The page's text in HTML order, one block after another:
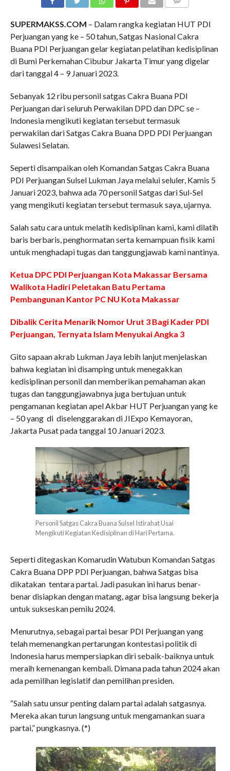
SUPERMAKSS.COM – Dalam rangka kegiatan HUT PDI
Perjuangan yang ke – 50 tahun, Satgas Nasional Cakra
Buana PDI Perjuangan gelar kegiatan pelatihan kedisiplinan
di Bumi Perkemahan Cibubur Jakarta Timur yang digelar
dari tanggal 4 – 9 Januari 2023.
Sebanyak 12 ribu personil satgas Cakra Buana PDI
Perjuangan dari seluruh Perwakilan DPD dan DPC se –
Indonesia mengikuti kegiatan tersebut termasuk
perwakilan dari Satgas Cakra Buana DPD PDI Perjuangan
Sulawesi Selatan.
Seperti disampaikan oleh Komandan Satgas Cakra Buana
PDI Perjuangan Sulsel Lukman Jaya melalui seluler, Kamis 5
Januari 2023, bahwa ada 70 personil Satgas dari Sul-Sel
yang mengikuti kegiatan tersebut termasuk saya, ujarnya.
Salah satu cara untuk melatih kedisiplinan kami, kami dilatih
baris berbaris, penghormatan serta kemampuan fisik kami
untuk menghadapi tugas dan tanggungjawab kami nantinya.
Ketua DPC PDI Perjuangan Kota Makassar Bersama
Walikota Hadiri Peletakan Batu Pertama
Pembangunan Kantor PC NU Kota Makassar
Dibalik Cerita Menarik Nomor Urut 3 Bagi Kader PDI
Perjuangan, Ternyata Islam Menyukai Angka 3
Gito sapaan akrab Lukman Jaya lebih lanjut menjelaskan
bahwa kegiatan ini disamping untuk menegakkan
kedisiplinan personil dan memberikan pemahaman akan
tugas dan tanggungjawabnya juga bertujuan untuk
pengamanan kegiatan apel Akbar HUT Perjuangan yang ke
– 50 yang di diselenggarakan di JIExpo Kemayoran,
Jakarta Pusat pada tanggal 10 Januari 2023.
Personil Satgas Cakra Buana Sulsel Istirahat Usai
Mengikuti Kegiatan Kedisiplinan di Hari Pertama.
Seperti ditegaskan Komarudin Watubun Komandan Satgas
Cakra Buana DPP PDI Perjuangan, bahwa Satgas bisa
dikatakan tentara partai. Jadi pasukan ini harus benar-
benar disiapkan dengan matang, agar bisa langsung bekerja
untuk sukseskan pemilu 2024.
Menurutnya, sebagai partai besar PDI Perjuangan yang
telah memenangkan pertarungan kontestasi politik di
Indonesia harus mempersiapkan diri sebaik-baiknya untuk
meraih kemenangan kembali. Dimana pada tahun 2024 akan
ada pemilihan legislatif dan pemilihan presiden.
“Salah satu unsur penting dalam partai adalah satgasnya.
Mereka akan turun langsung untuk mengamankan suara
partai,” pungkasnya. (*)